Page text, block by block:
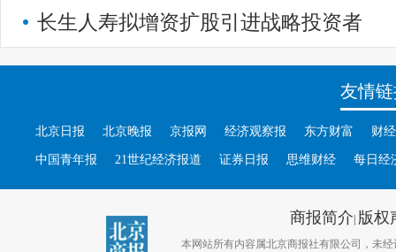
长生人寿拟增资扩股引进战略投资者
友情
北京日报 北京晚报 京报网 经济观察报 东方财富 财
中国青年报 21世纪经济报道 证券日报 思维财经 每日经
商报简介| 版权
本网站所有内容属北京商报社有限公司，未经